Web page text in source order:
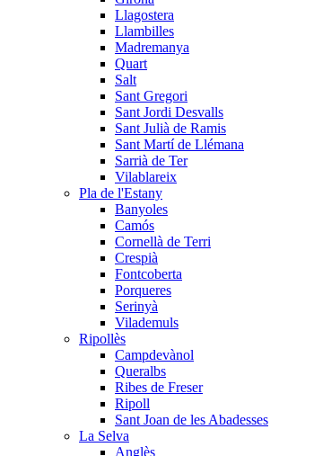
Llagostera
Llambilles
Madremanya
Quart
Salt
Sant Gregori
Sant Jordi Desvalls
Sant Julià de Ramis
Sant Martí de Llémana
Sarrià de Ter
Vilablareix
Pla de l'Estany
Banyoles
Camós
Cornellà de Terri
Crespià
Fontcoberta
Porqueres
Serinyà
Vilademuls
Ripollès
Campdevànol
Queralbs
Ribes de Freser
Ripoll
Sant Joan de les Abadesses
La Selva
Anglès